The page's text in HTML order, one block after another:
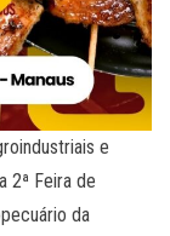
e
2ª Feira de
da